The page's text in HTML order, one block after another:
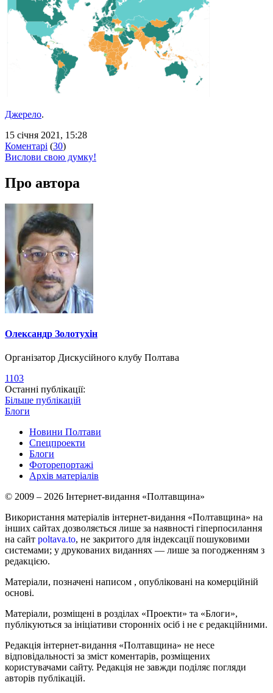
Джерело.
15 січня 2021, 15:28
Коментарі (30)
Вислови свою думку!
Про автора
Олександр Золотухін
Організатор Дискусійного клубу Полтава
1103
Останні публікації:
Більше публікацій
Блоги
Новини Полтави
Спецпроекти
Блоги
Фоторепортажі
Архів матеріалів
© 2009 – 2026 Інтернет-видання «Полтавщина»
Використання матеріалів інтернет-видання «Полтавщина» на
інших сайтах дозволяється лише за наявності гіперпосилання
на сайт poltava.to, не закритого для індексації пошуковими
системами; у друкованих виданнях — лише за погодженням з
редакцією.
Матеріали, позначені написом , опубліковані на комерційній
основі.
Матеріали, розміщені в розділах «Проекти» та «Блоги»,
публікуються за ініціативи сторонніх осіб і не є редакційними.
Редакція інтернет-видання «Полтавщина» не несе
відповідальності за зміст коментарів, розміщених
користувачами сайту. Редакція не завжди поділяє погляди
авторів публікацій.